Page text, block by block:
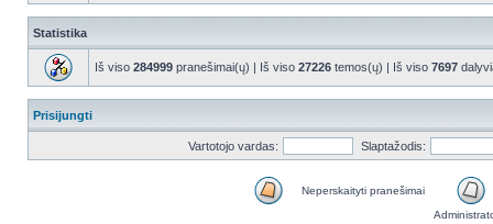
Statistika
Iš viso 284999 pranešimai(ų) | Iš viso 27226 temos(ų) | Iš viso 7697
Prisijungti
Vartotojo vardas: Slaptažodis:
Neperskaityti pranešimai